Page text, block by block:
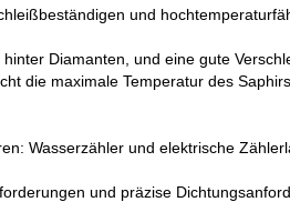
und
Diamanten, und eine gute
die maximale Temperatur des
Wasserzähler und elektrische
und präzise